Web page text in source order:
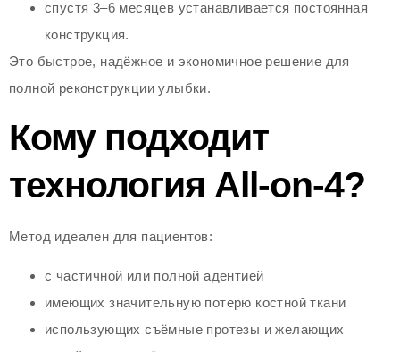
спустя 3–6 месяцев устанавливается постоянная
конструкция.
Это быстрое, надёжное и экономичное решение для
полной реконструкции улыбки.
Кому подходит
технология All-on-4?
Метод идеален для пациентов:
с частичной или полной адентией
имеющих значительную потерю костной ткани
использующих съёмные протезы и желающих